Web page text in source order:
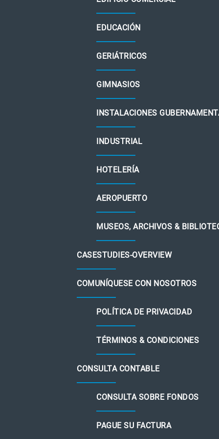
EDUCACIÓN
GERIÁTRICOS
GIMNASIOS
INSTALACIONES
INDUSTRIAL
HOTELERÍA
AEROPUERTO
MUSEOS, ARCHIVOS &
CASESTUDIES-OVERVIEW
COMUNÍQUESE CON NOSOTROS
POLÍTICA DE PRIVACIDAD
TÉRMINOS & CONDICIONES
CONSULTA CONTABLE
CONSULTA SOBRE FONDOS
PAGUE SU FACTURA